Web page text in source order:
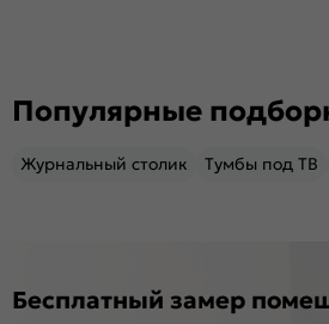
Популярные
Журнальный столик Тумбы под ТВ
Бесплатный замер